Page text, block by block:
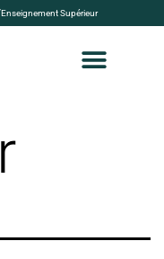
Supérieur